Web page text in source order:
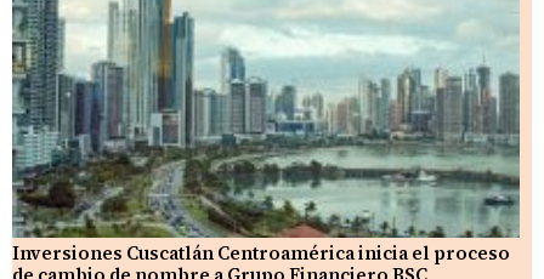
Inversiones Cuscatlán Centroamérica inicia el proceso